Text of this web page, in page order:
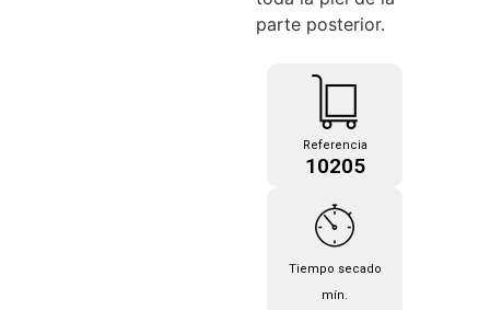
parte posterior.
Referencia
10205
Tiempo secado
mín.